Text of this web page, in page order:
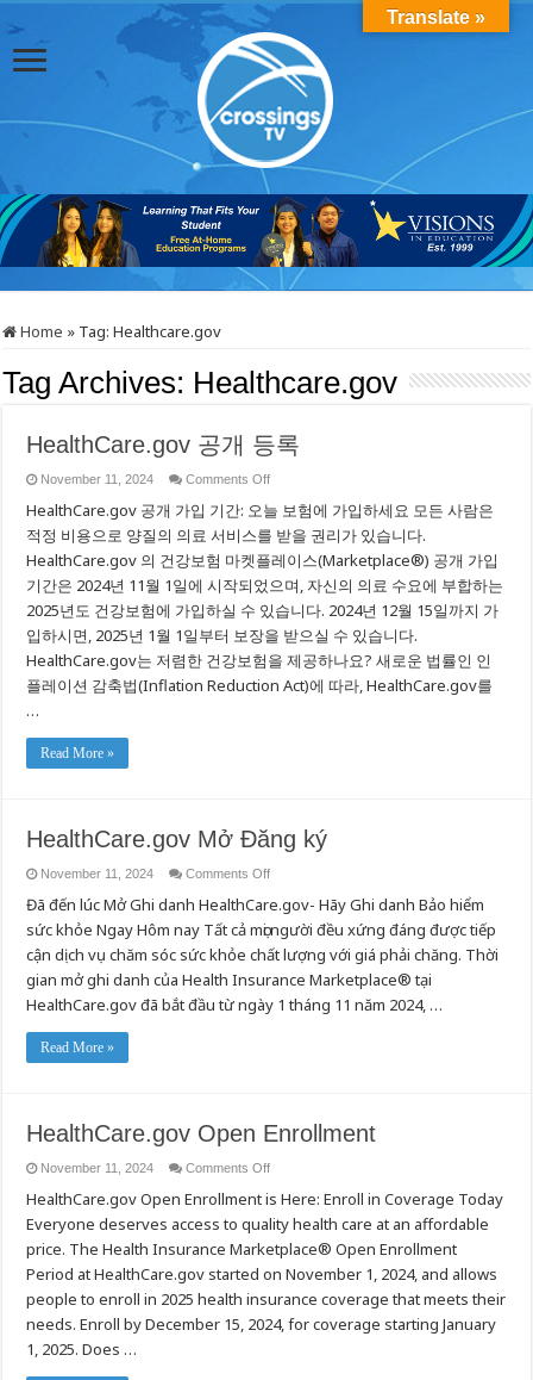
Home » Tag:Healthcare.gov
Tag Archives: Healthcare.gov
HealthCare.gov 공개 등록
November 11, 2024 Comments Offon
공
등
록
HealthCare.gov 공개 가입 기간: 오늘 보험에 가입하세요 모든 사람은
적정 비용으로 양질의 의료 서비스를 받을 권리가 있습니다.
HealthCare.gov 의 건강보험 마켓플레이스(Marketplace®) 공개 가입
기간은 2024년 11월 1일에 시작되었으며, 자신의 의료 수요에 부합하는
2025년도 건강보험에 가입하실 수 있습니다. 2024년 12월 15일까지 가
입하시면, 2025년 1월 1일부터 보장을 받으실 수 있습니다.
HealthCare.gov는 저렴한 건강보험을 제공하나요? 새로운 법률인 인
플레이션 감축법(Inflation Reduction Act)에 따라, HealthCare.gov를
…
Read More »
HealthCare.gov Mở Đăng ký
November 11, 2024 Comments Offon
Mở
Đăng
ký
Đã đến lúc Mở Ghi danh HealthCare.gov- Hãy Ghi danh Bảo hiểm
sức khỏe Ngay Hôm nay Tất cả mọi người đều xứng đáng được tiếp
cận dịch vụ chăm sóc sức khỏe chất lượng với giá phải chăng. Thời
gian mở ghi danh của Health Insurance Marketplace® tại
HealthCare.gov đã bắt đầu từ ngày 1 tháng 11 năm 2024, …
Read More »
HealthCare.gov Open Enrollment
November 11, 2024 Comments Offon
Open
Enrollment
HealthCare.gov Open Enrollment is Here: Enroll in Coverage Today
Everyone deserves access to quality health care at an affordable
price. The Health Insurance Marketplace® Open Enrollment
Period at HealthCare.gov started on November 1, 2024, and allows
people to enroll in 2025 health insurance coverage that meets their
needs. Enroll by December 15, 2024, for coverage starting January
1, 2025. Does …
Translate »